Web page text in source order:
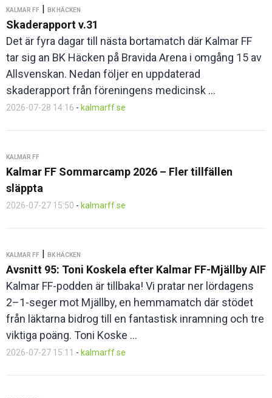
KALMAR FF | BK HÄCKEN
Skaderapport v.31
Det är fyra dagar till nästa bortamatch där Kalmar FF
tar sig an BK Häcken på Bravida Arena i omgång 15 av
Allsvenskan. Nedan följer en uppdaterad
skaderapport från föreningens medicinsk ...
2026-07-28 14:16 - kalmarff.se
KALMAR FF
Kalmar FF Sommarcamp 2026 – Fler tillfällen
släppta
2026-07-27 15:50 - kalmarff.se
KALMAR FF | BK HÄCKEN
Avsnitt 95: Toni Koskela efter Kalmar FF-Mjällby AIF
Kalmar FF-podden är tillbaka! Vi pratar ner lördagens
2–1-seger mot Mjällby, en hemmamatch där stödet
från läktarna bidrog till en fantastisk inramning och tre
viktiga poäng. Toni Koske ...
2026-07-27 15:11 - kalmarff.se